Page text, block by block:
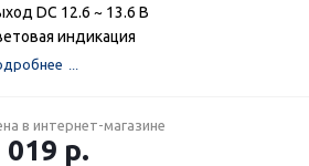
DC 12.6 ~ 13.6 В
индикация
в интернет-магазине
019 р.